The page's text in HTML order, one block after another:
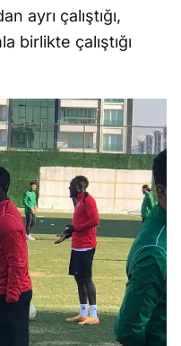
ayrı çalıştığı,
birlikte çalıştığı